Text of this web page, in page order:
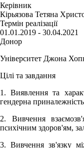
Керівник
Кірьязова Тетяна
Термін реалізації
01.01.2019 - 30.04.2021
Донор
Університет Джона
Цілі та завдання
1. Виявлення та
гендерна
2. Вивчення
психічним здоров'ям,
3. Вивчення зв'язку